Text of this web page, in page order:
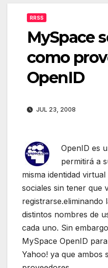
RRSS
MySpace
como
OpenID
JUL 23, 2008
OpenID es
permitirá a
misma identidad
sociales sin tener que
registrarse.eliminando
distintos nombres de
cada uno. Sin
MySpace OpenID
Yahoo! ya que ambos